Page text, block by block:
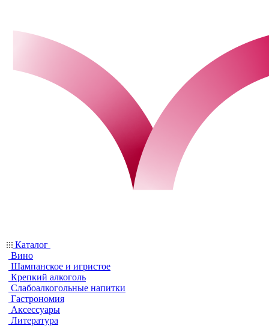
Каталог
Вино
Шампанское и игристое
Крепкий алкоголь
Слабоалкогольные напитки
Гастрономия
Аксессуары
Литература